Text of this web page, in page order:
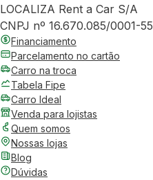
LOCALIZA Rent a Car S/A
CNPJ nº 16.670.085/0001-55
Financiamento
Parcelamento no cartão
Carro na troca
Tabela Fipe
Carro Ideal
Venda para lojistas
Quem somos
Nossas lojas
Blog
Dúvidas